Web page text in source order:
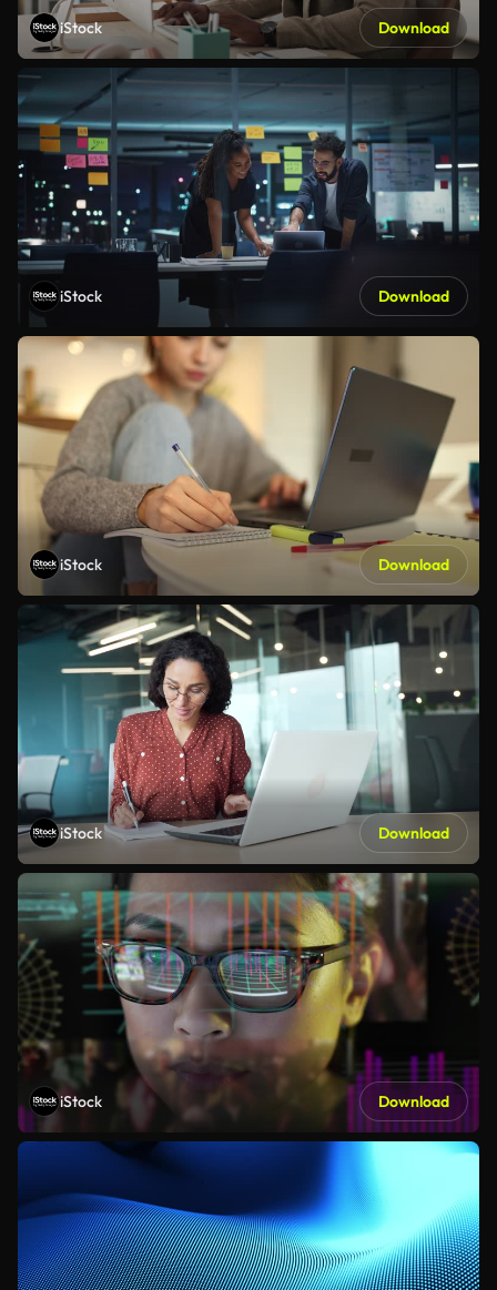
iStock Download
iStock Download
iStock Download
iStock Download
iStock Download